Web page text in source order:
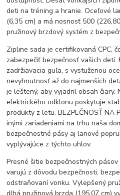
deti na tréning a hranie. Oceľové
(6,35 cm) a má nosnosť 500
pružinový brzdový systém z
Zipline sada je certifikovaná CPC,
zabezpečiť bezpečnosť vašich
zadržiavacia guľa, s vystuženou
nevyhnutnosť až do najmenších
je leštený, aby vyjadril obsah čiary.
elektrického odklonu poskytuje
produkty z letu. BEZPEČNOSŤ NA
inými zariadeniami na trhu naša
bezpečnostné pásy aj lanové
vyplývajúce z týchto uhlov.
Presné šitie bezpečnostných
varujú z dôvodu bezpečnosti,
odstraňovaní vonku. Vylepšený